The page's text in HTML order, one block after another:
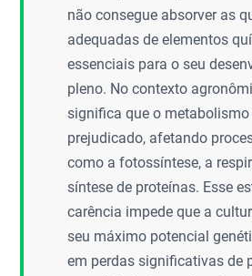
não consegue absorver as
adequadas de elementos
essenciais para o seu
pleno. No contexto
significa que o metabolismo
prejudicado, afetando
como a fotossíntese, a
síntese de proteínas. Esse
carência impede que a
seu máximo potencial
em perdas significativas de